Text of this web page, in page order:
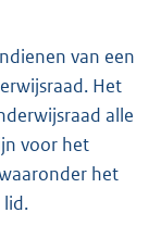
van een
Het
alle
voor het
het
lid.